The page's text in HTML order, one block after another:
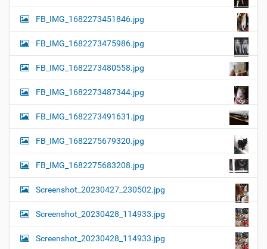
FB_IMG_1682273451846.jpg
FB_IMG_1682273475986.jpg
FB_IMG_1682273480558.jpg
FB_IMG_1682273487344.jpg
FB_IMG_1682273491631.jpg
FB_IMG_1682275679320.jpg
FB_IMG_1682275683208.jpg
Screenshot_20230427_230502.jpg
Screenshot_20230428_114933.jpg
Screenshot_20230428_114933.jpg